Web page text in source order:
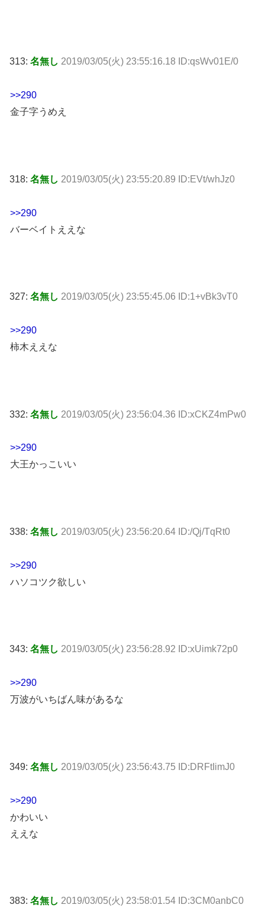
313: 名無し 2019/03/05(火) 23:55:16.18 ID:qsWv01E/0
>>290
金子字うめえ
318: 名無し 2019/03/05(火) 23:55:20.89 ID:EVt/whJz0
>>290
バーベイトええな
327: 名無し 2019/03/05(火) 23:55:45.06 ID:1+vBk3vT0
>>290
柿木ええな
332: 名無し 2019/03/05(火) 23:56:04.36 ID:xCKZ4mPw0
>>290
大王かっこいい
338: 名無し 2019/03/05(火) 23:56:20.64 ID:/Qj/TqRt0
>>290
ハソコツク欲しい
343: 名無し 2019/03/05(火) 23:56:28.92 ID:xUimk72p0
>>290
万波がいちばん味があるな
349: 名無し 2019/03/05(火) 23:56:43.75 ID:DRFtIimJ0
>>290
かわいい
ええな
383: 名無し 2019/03/05(火) 23:58:01.54 ID:3CM0anbC0